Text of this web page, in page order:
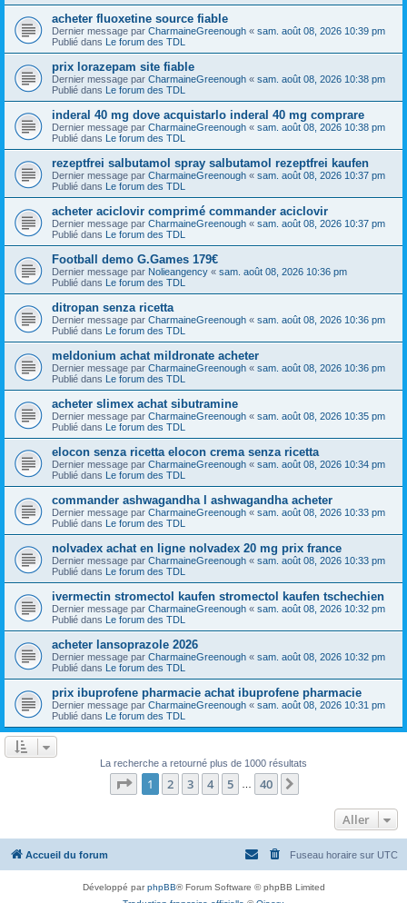
acheter fluoxetine source fiable
Dernier message par CharmaineGreenough « sam. août 08, 2026 10:39 pm
Publié dans Le forum des TDL
prix lorazepam site fiable
Dernier message par CharmaineGreenough « sam. août 08, 2026 10:38 pm
Publié dans Le forum des TDL
inderal 40 mg dove acquistarlo inderal 40 mg comprare
Dernier message par CharmaineGreenough « sam. août 08, 2026 10:38 pm
Publié dans Le forum des TDL
rezeptfrei salbutamol spray salbutamol rezeptfrei kaufen
Dernier message par CharmaineGreenough « sam. août 08, 2026 10:37 pm
Publié dans Le forum des TDL
acheter aciclovir comprimé commander aciclovir
Dernier message par CharmaineGreenough « sam. août 08, 2026 10:37 pm
Publié dans Le forum des TDL
Football demo G.Games 179€
Dernier message par Nolieangency « sam. août 08, 2026 10:36 pm
Publié dans Le forum des TDL
ditropan senza ricetta
Dernier message par CharmaineGreenough « sam. août 08, 2026 10:36 pm
Publié dans Le forum des TDL
meldonium achat mildronate acheter
Dernier message par CharmaineGreenough « sam. août 08, 2026 10:36 pm
Publié dans Le forum des TDL
acheter slimex achat sibutramine
Dernier message par CharmaineGreenough « sam. août 08, 2026 10:35 pm
Publié dans Le forum des TDL
elocon senza ricetta elocon crema senza ricetta
Dernier message par CharmaineGreenough « sam. août 08, 2026 10:34 pm
Publié dans Le forum des TDL
commander ashwagandha l ashwagandha acheter
Dernier message par CharmaineGreenough « sam. août 08, 2026 10:33 pm
Publié dans Le forum des TDL
nolvadex achat en ligne nolvadex 20 mg prix france
Dernier message par CharmaineGreenough « sam. août 08, 2026 10:33 pm
Publié dans Le forum des TDL
ivermectin stromectol kaufen stromectol kaufen tschechien
Dernier message par CharmaineGreenough « sam. août 08, 2026 10:32 pm
Publié dans Le forum des TDL
acheter lansoprazole 2026
Dernier message par CharmaineGreenough « sam. août 08, 2026 10:32 pm
Publié dans Le forum des TDL
prix ibuprofene pharmacie achat ibuprofene pharmacie
Dernier message par CharmaineGreenough « sam. août 08, 2026 10:31 pm
Publié dans Le forum des TDL
La recherche a retourné plus de 1000 résultats
Page 1sur40
1 2 3 4 5 40
Aller
Accueil du forum Fuseau horaire sur UTC
Développé parphpBB® Forum Software © phpBB Limited